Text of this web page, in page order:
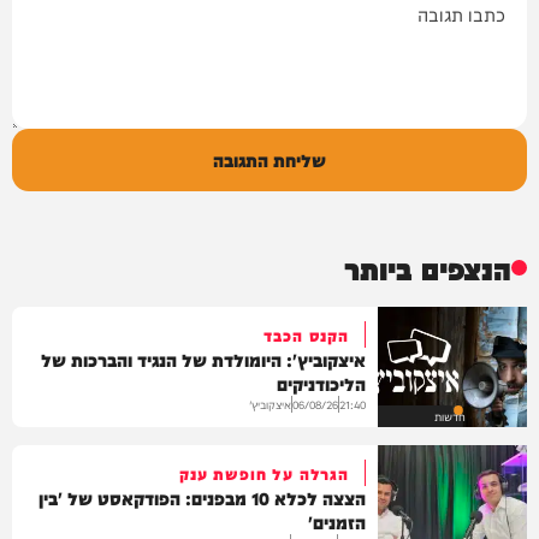
שליחת התגובה
הנצפים ביותר
חדשות
הקנס הכבד
איצקוביץ': היומולדת של הנגיד והברכות של
הליכודניקים
21:40
06/08/26איצקוביץ'
הגרלה על חופשת ענק
הצצה לכלא 10 מבפנים: הפודקאסט של 'בין
הזמנים'